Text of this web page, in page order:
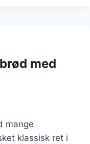
med
mange
klassisk ret i